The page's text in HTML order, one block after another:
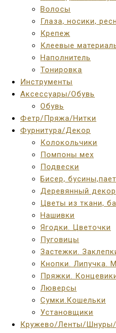
Волосы
Глаза, носики,
Крепеж
Клеевые
Наполнитель
Тонировка
Инструменты
Аксессуары/Обувь
Обувь
Фетр/Пряжа/Нитки
Фурнитура/Декор
Колокольчики
Помпоны мех
Подвески
Бисер,
Деревянный декор
Цветы из ткани,
Нашивки
Ягодки. Цветочки
Пуговицы
Застежки.
Кнопки. Липучка.
Пряжки.
Люверсы
Сумки.Кошельки
Установщики
Кружево/Ленты/Шнуры/